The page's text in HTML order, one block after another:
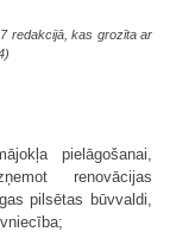
redakcijā, kas grozīta ar
pielāgošanai,
renovācijas
pilsētas būvvaldi,